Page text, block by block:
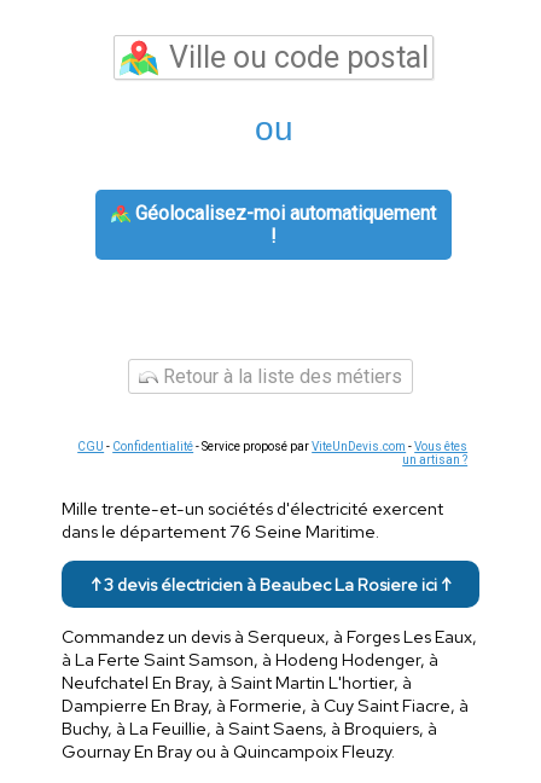
ou
Géolocalisez-moi automatiquement
!
Retour à la liste des métiers
CGU - Confidentialité- Service proposé parViteUnDevis.com -Vous êtes
un artisan ?
Mille trente-et-un sociétés d'électricité exercent
dans le département 76 Seine Maritime.
↑ 3 devis électricien à Beaubec La Rosiere ici ↑
Commandez un devis à Serqueux, à Forges Les Eaux,
à La Ferte Saint Samson, à Hodeng Hodenger, à
Neufchatel En Bray, à Saint Martin L'hortier, à
Dampierre En Bray, à Formerie, à Cuy Saint Fiacre, à
Buchy, à La Feuillie, à Saint Saens, à Broquiers, à
Gournay En Bray ou à Quincampoix Fleuzy.